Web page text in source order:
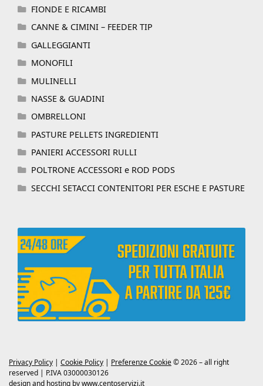
FIONDE E RICAMBI
CANNE & CIMINI – FEEDER TIP
GALLEGGIANTI
MONOFILI
MULINELLI
NASSE & GUADINI
OMBRELLONI
PASTURE PELLETS INGREDIENTI
PANIERI ACCESSORI RULLI
POLTRONE ACCESSORI e ROD PODS
SECCHI SETACCI CONTENITORI PER ESCHE E PASTURE
Privacy Policy | Cookie Policy | Preferenze Cookie© 2026 – all right
reserved | P.IVA 03000030126
design and hosting bywww.centoservizi.it